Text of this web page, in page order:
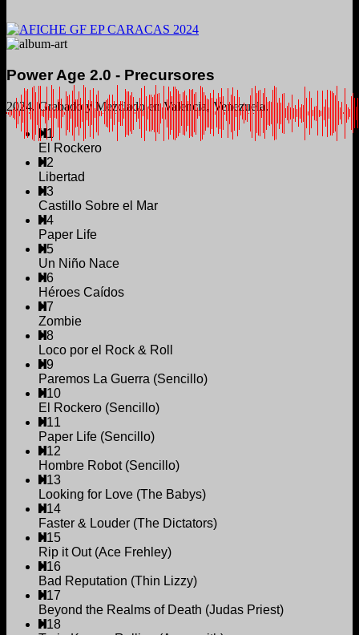
Power Age 2.0 - Precursores
2024. Grabado y Mezclado en Valencia, Venezuela.
1
El Rockero
2
Libertad
3
Castillo Sobre el Mar
4
Paper Life
5
Un Niño Nace
6
Héroes Caídos
7
Zombie
8
Loco por el Rock & Roll
9
Paremos La Guerra (Sencillo)
10
El Rockero (Sencillo)
11
Paper Life (Sencillo)
12
Hombre Robot (Sencillo)
13
Looking for Love (The Babys)
14
Faster & Louder (The Dictators)
15
Rip it Out (Ace Frehley)
16
Bad Reputation (Thin Lizzy)
17
Beyond the Realms of Death (Judas Priest)
18